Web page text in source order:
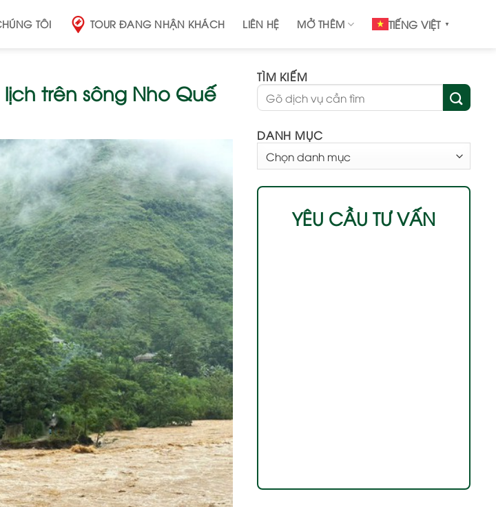
TÔI TOUR ĐANG NHẬN KHÁCH LIÊN HỆ MỞ THÊM TIẾNG VIỆT ▼
trên sông Nho Quế
TÌM KIẾM
DANH MỤC
MỤC
YÊU CẦU TƯ VẤN